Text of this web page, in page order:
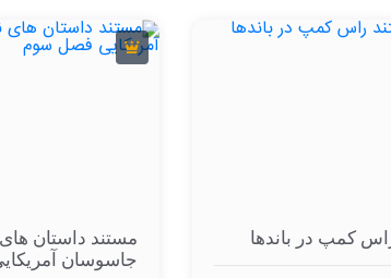
کمپ در باندها
مستند داستان های
جاسوسان